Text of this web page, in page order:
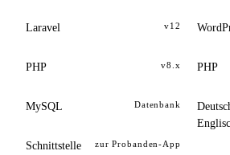
Laravel v12
PHP v8.x
MySQL Datenbank
Schnittstelle zur Probanden-App
PHP